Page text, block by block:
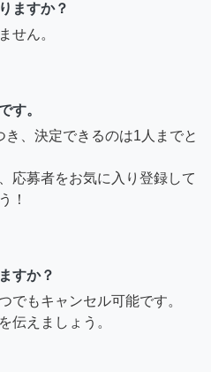
礼します。日曜日
可能です
は。長野県在住で
話聞かせていただ
ますか？
せん。
す。
、決定できるのは1人までと
応募者をお気に入り登録して
！
すか？
でもキャンセル可能です。
伝えましょう。